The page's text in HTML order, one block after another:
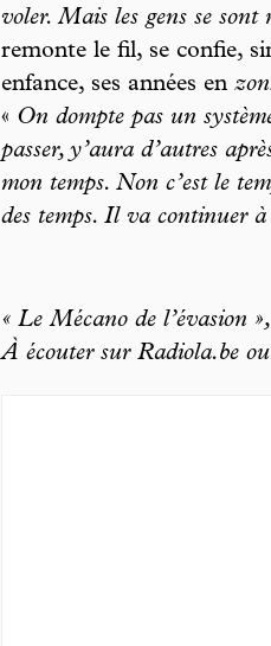
voler. Mais les gens se
remonte le fil, se confie,
enfance, ses années en
« On dompte pas un
passer, y’aura d’autres
mon temps. Non c’est le
des temps. Il va continuer
« Le Mécano de l’évasion
À écouter sur Radiola.be